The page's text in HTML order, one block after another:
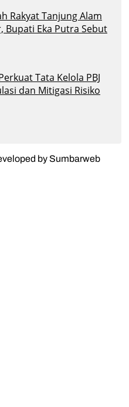
Rakyat Tanjung Alam
Bupati Eka Putra Sebut
Tata Kelola PBJ
dan Mitigasi Risiko
by Sumbarweb